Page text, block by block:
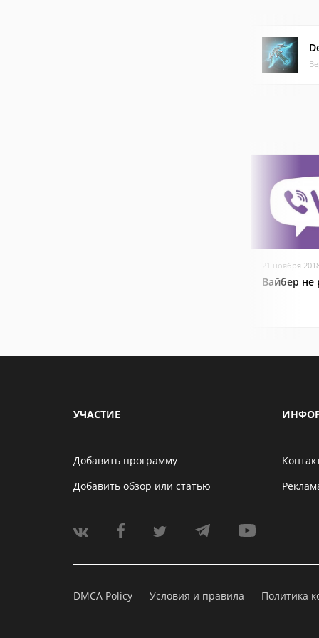
21 ноября
Вайбер не
УЧАСТИЕ
Добавить программу
Добавить обзор или статью
DMCA Policy Условия и правила Политика